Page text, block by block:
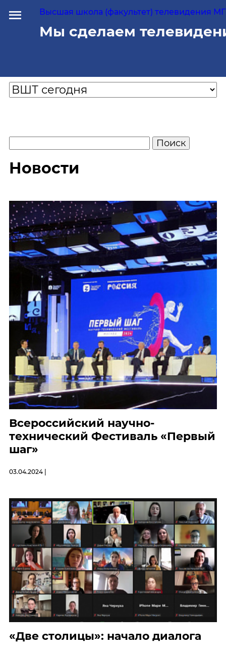
Высшая школа (факультет) телевидения
Мы сделаем
Новости
Всероссийский научно-
технический Фестиваль «Первый
шаг»
03.04.2024 |
«Две столицы»: начало диалога